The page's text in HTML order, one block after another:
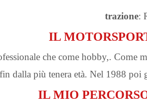
trazione:
IL
che come hobby,. Come
fin dalla più tenera età. Nel 1988 poi
IL MIO